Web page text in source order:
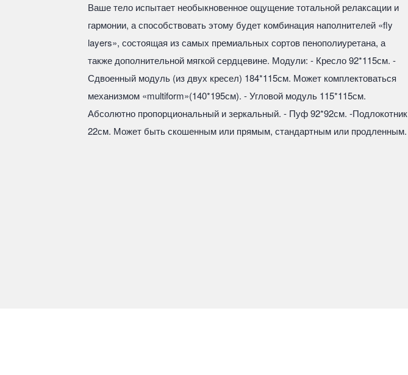
Ваше тело испытает необыкновенное ощущение тотальной релаксации и
гармонии, а способствовать этому будет комбинация наполнителей «fly
layers», состоящая из самых премиальных сортов пенополиуретана, а
также дополнительной мягкой сердцевине. Модули: - Кресло 92*115см. -
Сдвоенный модуль (из двух кресел) 184*115см. Может комплектоваться
механизмом «multiform»(140*195см). - Угловой модуль 115*115см.
Абсолютно пропорциональный и зеркальный. - Пуф 92*92см. -Подлокотник
22см. Может быть скошенным или прямым, стандартным или продленным.